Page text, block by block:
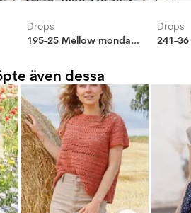
Drops
195-25 Mellow monday tröja
Drops
även dessa